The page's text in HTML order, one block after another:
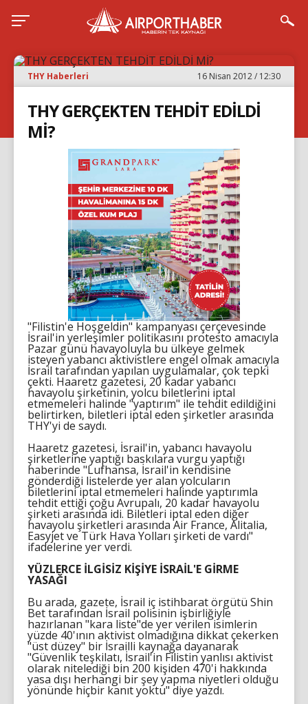
THY Haberleri 16 Nisan 2012 / 12:30
THY GERÇEKTEN TEHDİT EDİLDİ
Mİ?
"Filistin'e Hoşgeldin" kampanyası çerçevesinde
İsrail'in yerleşimler politikasını protesto amacıyla
Pazar günü havayoluyla bu ülkeye gelmek
isteyen yabancı aktivistlere engel olmak amacıyla
İsrail tarafından yapılan uygulamalar, çok tepki
çekti. Haaretz gazetesi, 20 kadar yabancı
havayolu şirketinin, yolcu biletlerini iptal
etmemeleri halinde "yaptırım" ile tehdit edildiğini
belirtirken, biletleri iptal eden şirketler arasında
THY'yi de saydı.
Haaretz gazetesi, İsrail'in, yabancı havayolu
şirketlerine yaptığı baskılara vurgu yaptığı
haberinde "Lufhansa, İsrail'in kendisine
gönderdiği listelerde yer alan yolcuların
biletlerini iptal etmemeleri halinde yaptırımla
tehdit ettiği çoğu Avrupalı, 20 kadar havayolu
şirketi arasında idi. Biletleri iptal eden diğer
havayolu şirketleri arasında Air France, Alitalia,
Easyjet ve Türk Hava Yolları şirketi de vardı"
ifadelerine yer verdi.
YÜZLERCE İLGİSİZ KİŞİYE İSRAİL'E GİRME
YASAĞI
Bu arada, gazete, İsrail iç istihbarat örgütü Shin
Bet tarafından İsrail polisinin işbirliğiyle
hazırlanan "kara liste"de yer verilen isimlerin
yüzde 40'ının aktivist olmadığına dikkat çekerken
"üst düzey" bir İsrailli kaynağa dayanarak
"Güvenlik teşkilatı, İsrail'in Filistin yanlısı aktivist
olarak nitelediği bin 200 kişiden 470'i hakkında
yasa dışı herhangi bir şey yapma niyetleri olduğu
yönünde hiçbir kanıt yoktu" diye yazdı.